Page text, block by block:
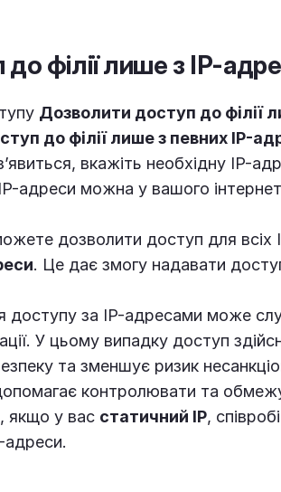
філії лише з IP-
Дозволити доступ до філії
до філії лише з певних IP-
вкажіть необхідну IP-
адреси можна у вашого
дозволити доступ для всіх
. Це дає змогу надавати
за IP-адресами може
У цьому випадку доступ
та зменшує ризик
контролювати та
якщо у вас статичний IP,
адреси.